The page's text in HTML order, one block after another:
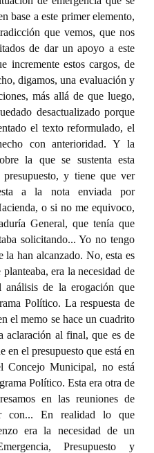
base a este primer elemento,
que vemos, que nos
de dar un apoyo a este
incremente estos cargos, de
digamos, una evaluación y
más allá de que luego,
desactualizado porque
el texto reformulado, el
con anterioridad. Y la
la que se sustenta esta
y tiene que ver
a la nota enviada por
o si no me equivoco,
General, que tenía que
solicitando... Yo no tengo
han alcanzado. No, esta es
era la necesidad de
de la erogación que
Político. La respuesta de
el memo se hace un cuadrito
aclaración al final, que es de
en el presupuesto que está en
Concejo Municipal, no está
Político. Esta era otra de
en las reuniones de
con... En realidad lo que
era la necesidad de un
Presupuesto y